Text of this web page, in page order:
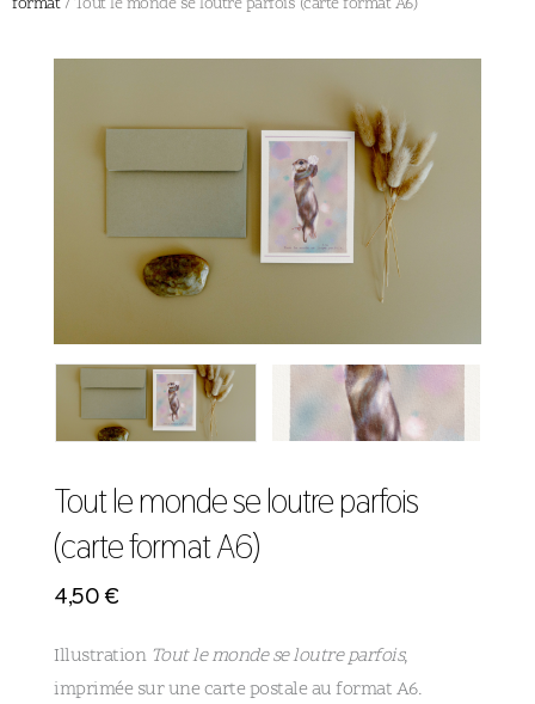
Tout le monde se loutre parfois
(carte format A6)
4,50 €
Illustration Tout le monde se loutre parfois,
imprimée sur une carte postale au format A6.